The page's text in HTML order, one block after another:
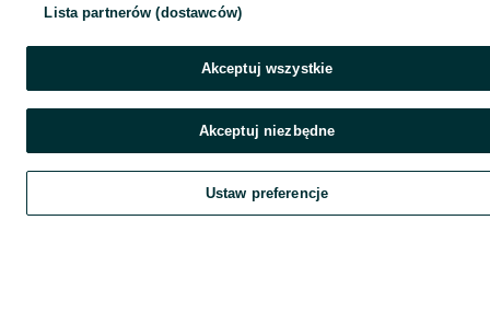
Szukaj Obserwujesz Dodaj Czat
Lista partnerów (dostawców)
Akceptuj wszystkie
Akceptuj niezbędne
Ustaw preferencje